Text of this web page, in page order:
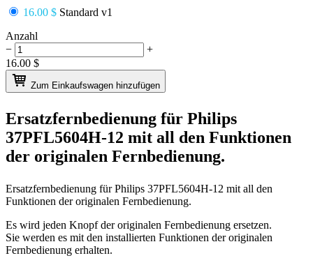
16.00 $ Standard v1
Anzahl
−
+
16.00 $
Zum Einkaufswagen hinzufügen
Ersatzfernbedienung für Philips
37PFL5604H-12 mit all den Funktionen
der originalen Fernbedienung.
Ersatzfernbedienung fürPhilips 37PFL5604H-12 mit all den
Funktionen der originalen Fernbedienung.
Es wird jeden Knopf der originalen Fernbedienung ersetzen.
Sie werden es mit den installierten Funktionen der originalen
Fernbedienung erhalten.